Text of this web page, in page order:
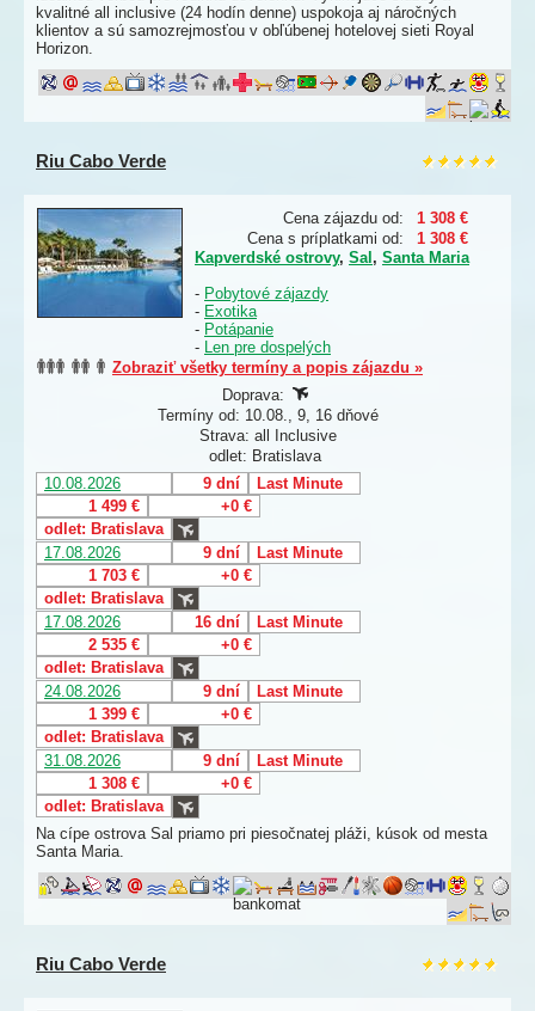
kvalitné all inclusive (24 hodín denne) uspokoja aj náročných
klientov a sú samozrejmosťou v obľúbenej hotelovej sieti Royal
Horizon.
Riu Cabo Verde
Cena zájazdu od:
1 308 €
Cena s príplatkami od:
1 308 €
Kapverdské ostrovy, Sal , Santa Maria
- Pobytové zájazdy
- Exotika
- Potápanie
- Len pre dospelých
Zobraziť všetky termíny a popis zájazdu »
Doprava:
Termíny od: 10.08., 9, 16 dňové
Strava: all Inclusive
odlet: Bratislava
10.08.2026
9 dní
Last Minute
1 499 €
+0 €
odlet: Bratislava
17.08.2026
9 dní
Last Minute
1 703 €
+0 €
odlet: Bratislava
17.08.2026
16 dní
Last Minute
2 535 €
+0 €
odlet: Bratislava
24.08.2026
9 dní
Last Minute
1 399 €
+0 €
odlet: Bratislava
31.08.2026
9 dní
Last Minute
1 308 €
+0 €
odlet: Bratislava
Na cípe ostrova Sal priamo pri piesočnatej pláži, kúsok od mesta
Santa Maria.
Riu Cabo Verde